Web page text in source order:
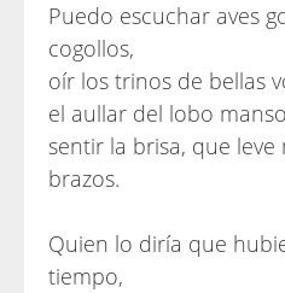
Puedo escuchar aves
cogollos,
oír los trinos de bellas
el aullar del lobo
sentir la brisa, que leve
brazos.
Quien lo diría que
tiempo,